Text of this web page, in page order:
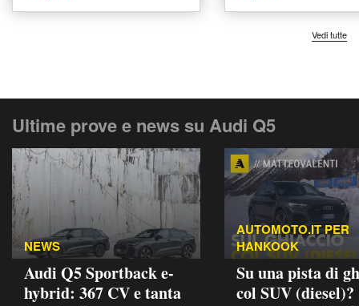
Vedi tutte
Ultime prove e news su Audi Q5
NEWS
Audi Q5 Sportback e-
hybrid: 367 CV e tanta
AUTOMOTO.IT PER
HANKOOK
Su una pista di
col SUV